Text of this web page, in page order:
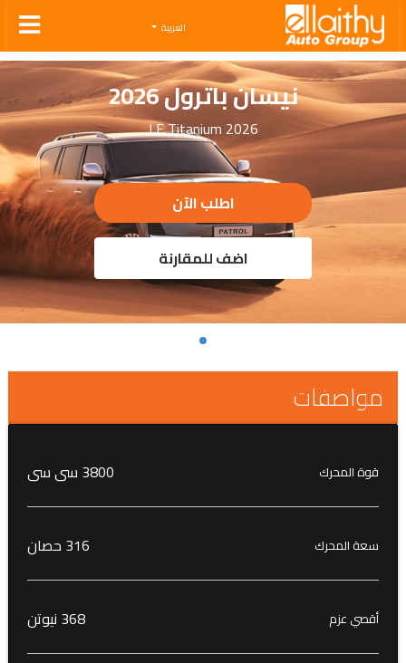
Ellaithy Auto Group
العربية
نيسان باترول 2026
LE Titanium 2026
اطلب الآن
اضف للمقارنة
مواصفات
قوة المحرك 3800 سى سى
سعة المحرك 316 حصان
أقصي عزم 368 نيوتن